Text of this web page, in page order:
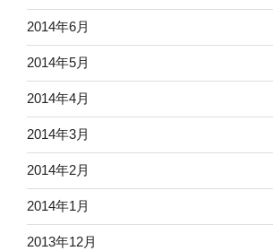
2014年6月
2014年5月
2014年4月
2014年3月
2014年2月
2014年1月
2013年12月